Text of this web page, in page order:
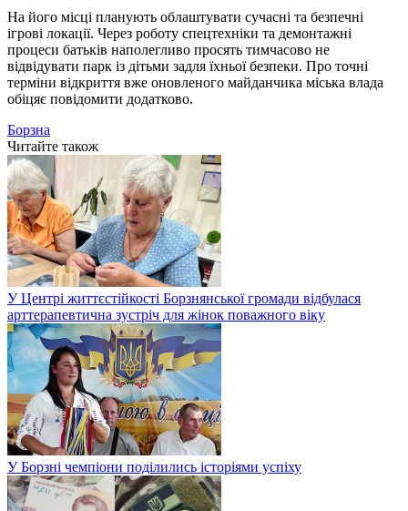
На його місці планують облаштувати сучасні та безпечні
ігрові локації. Через роботу спецтехніки та демонтажні
процеси батьків наполегливо просять тимчасово не
відвідувати парк із дітьми задля їхньої безпеки. Про точні
терміни відкриття вже оновленого майданчика міська влада
обіцяє повідомити додатково.
Борзна
Читайте також
У Центрі життєстійкості Борзнянської громади відбулася
арттерапевтична зустріч для жінок поважного віку
У Борзні чемпіони поділились історіями успіху